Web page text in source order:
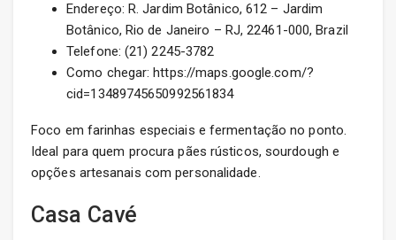
Endereço: R. Jardim Botânico, 612 – Jardim
Botânico, Rio de Janeiro – RJ, 22461-000, Brazil
Telefone: (21) 2245-3782
Como chegar: https://maps.google.com/?
cid=13489745650992561834
Foco em farinhas especiais e fermentação no ponto.
Ideal para quem procura pães rústicos, sourdough e
opções artesanais com personalidade.
Casa Cavé